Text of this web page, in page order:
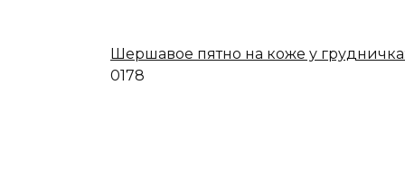
Шершавое пятно на коже у
0178